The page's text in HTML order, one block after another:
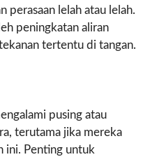
perasaan lelah atau lelah.
peningkatan aliran
tertentu di tangan.
pusing atau
terutama jika mereka
ini. Penting untuk